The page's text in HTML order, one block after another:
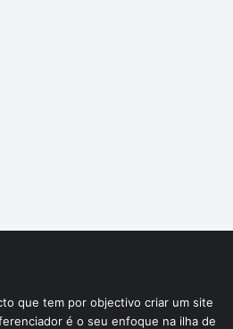
que tem por objectivo criar um site
é o seu enfoque na ilha de